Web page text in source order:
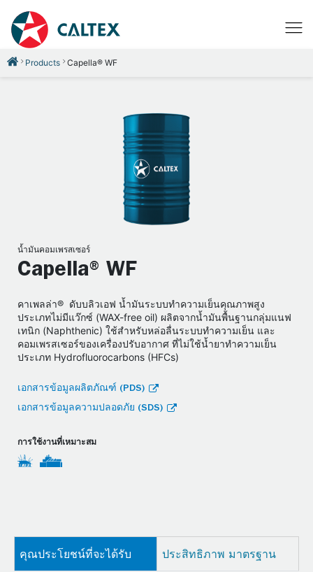
Products Capella® WF
น้ำมันคอมเพรสเซอร์
Capella® WF
คาเพลล่า® ดับบลิวเอฟ น้ำมันระบบทำความเย็นคุณภาพสูง
ประเภทไม่มีแว๊กซ์ (WAX-free oil) ผลิตจากน้ำมันพื้นฐานกลุ่มแนฟ
เทนิก (Naphthenic) ใช้สำหรับหล่อลื่นระบบทำความเย็น และ
คอมเพรสเซอร์ของเครื่องปรับอากาศ ที่ไม่ใช้น้ำยาทำความเย็น
ประเภท Hydrofluorocarbons (HFCs)
เอกสารข้อมูลผลิตภัณฑ์ (PDS)
เอกสารข้อมูลความปลอดภัย (SDS)
การใช้งานที่เหมาะสม
คุณประโยชน์ที่จะได้รับ ประสิทธิภาพ มาตรฐาน